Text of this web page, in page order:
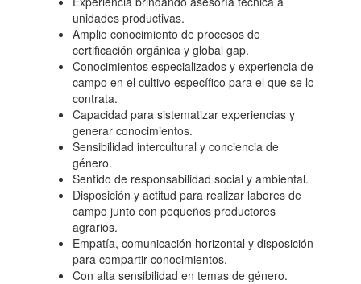
unidades productivas.
Amplio conocimiento de procesos de
certificación orgánica y global gap.
Conocimientos especializados y experiencia de
campo en el cultivo específico para el que se lo
contrata.
Capacidad para sistematizar experiencias y
generar conocimientos.
Sensibilidad intercultural y conciencia de
género.
Sentido de responsabilidad social y ambiental.
Disposición y actitud para realizar labores de
campo junto con pequeños productores
agrarios.
Empatía, comunicación horizontal y disposición
para compartir conocimientos.
Con alta sensibilidad en temas de género.